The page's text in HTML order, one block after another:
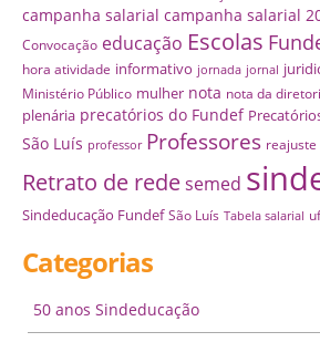
campanha salarial campanha salarial
Convocação educação Escolas
hora atividade informativo jornada jornal
Ministério Público mulher nota nota da
plenária precatórios do Fundef
São Luís professor Professores reajuste
Retrato de redesemed
Sindeducação Fundef São Luís Tabela salarial
Categorias
50 anos Sindeducação